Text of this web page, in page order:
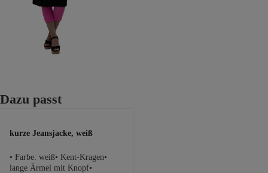
Produktgalerie überspringen
Dazu passt
kurze Jeansjacke, weiß
• Farbe: weiß• Kent-Kragen•
lange Ärmel mit Knopf•